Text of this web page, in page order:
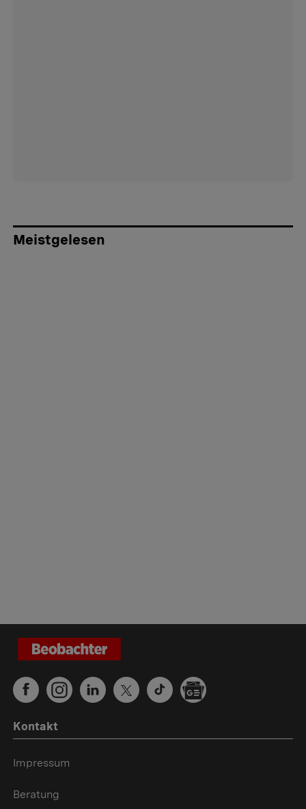
Meistgelesen
Kontakt
Impressum
Beratung